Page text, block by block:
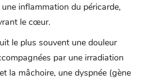
inflammation du péricarde,
le cœur.
le plus souvent une douleur
par une irradiation
la mâchoire, une dyspnée (gène